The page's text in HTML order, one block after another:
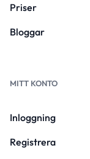
Priser
Bloggar
MITT KONTO
Inloggning
Registrera